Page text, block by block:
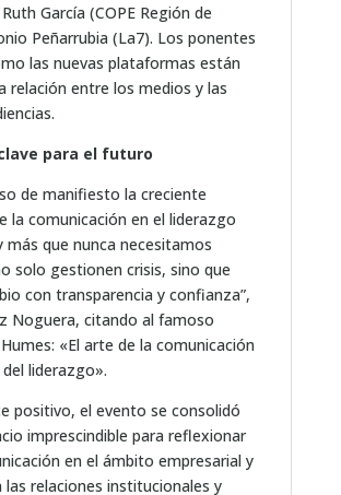
García (COPE Región de
Peñarrubia (La7). Los ponentes
las nuevas plataformas están
relación entre los medios y las
para el futuro
de manifiesto la creciente
la comunicación en el liderazgo
más que nunca necesitamos
solo gestionen crisis, sino que
con transparencia y confianza”,
Noguera, citando al famoso
«El arte de la comunicación
liderazgo».
positivo, el evento se consolidó
imprescindible para reflexionar
en el ámbito empresarial y
relaciones institucionales y